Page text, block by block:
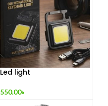
Led light
550.00৳